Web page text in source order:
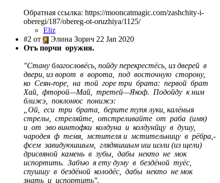
Обратная ссылка: https://mooncatmagic.com/zashchity-i-
oberegi/187/obereg-ot-oruzhiya/1125/
Eliz
#2 от
Элина Зорич 22 Jan 2020
Отъ порчи оружия.
"Стану благословёсь, пойду перекрестёсь, из дверей в
двери, из ворот в ворота, под восточную сторону,
ко Сеян-rope, на той горе три брата: первой брат
Хай, фторой—Май, третей—Якоф. Подойду к ним
ближэ, поклонюс понижэ:
„Ой, еси три брата, берите тупя луки, калёныя
стрелы, стреляйте, отстреливайте от раба (имя)
и от эво винтофки колдуна и колдунйцу в душу,
чародея ф темя, мстителя и мстительницу в рёбра,-
фсем завидуюшшым, глядяшшым иш шэли (из щели)
дрисвяной камень в зубы, дабы некто не мок
испортить. Забъю я ету думу в бездёной туёс,
спушшу в бездёной колодёс, дабы некто не мок
знать и испортить".